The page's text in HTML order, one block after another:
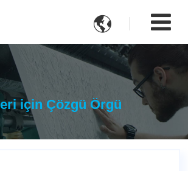

için Çözgü Örgü